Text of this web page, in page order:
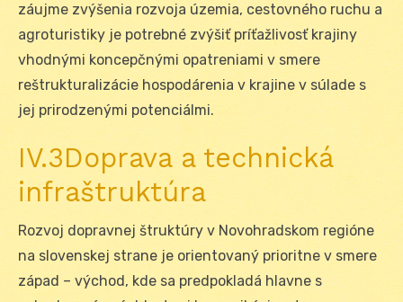
záujme zvýšenia rozvoja územia, cestovného ruchu a
agroturistiky je potrebné zvýšiť príťažlivosť krajiny
vhodnými koncepčnými opatreniami v smere
reštrukturalizácie hospodárenia v krajine v súlade s
jej prirodzenými potenciálmi.
IV.3Doprava a technická
infraštruktúra
Rozvoj dopravnej štruktúry v Novohradskom regióne
na slovenskej strane je orientovaný prioritne v smere
západ – východ, kde sa predpokladá hlavne s